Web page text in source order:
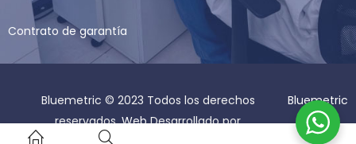
Contrato de garantía
Bluemetric © 2023 Todos los derechos
reservados.WebDesarrollado por
Bluemetric